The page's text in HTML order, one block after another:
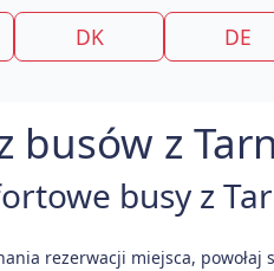
DK DE
busów z
busy z
rezerwacji miejsca, powołaj